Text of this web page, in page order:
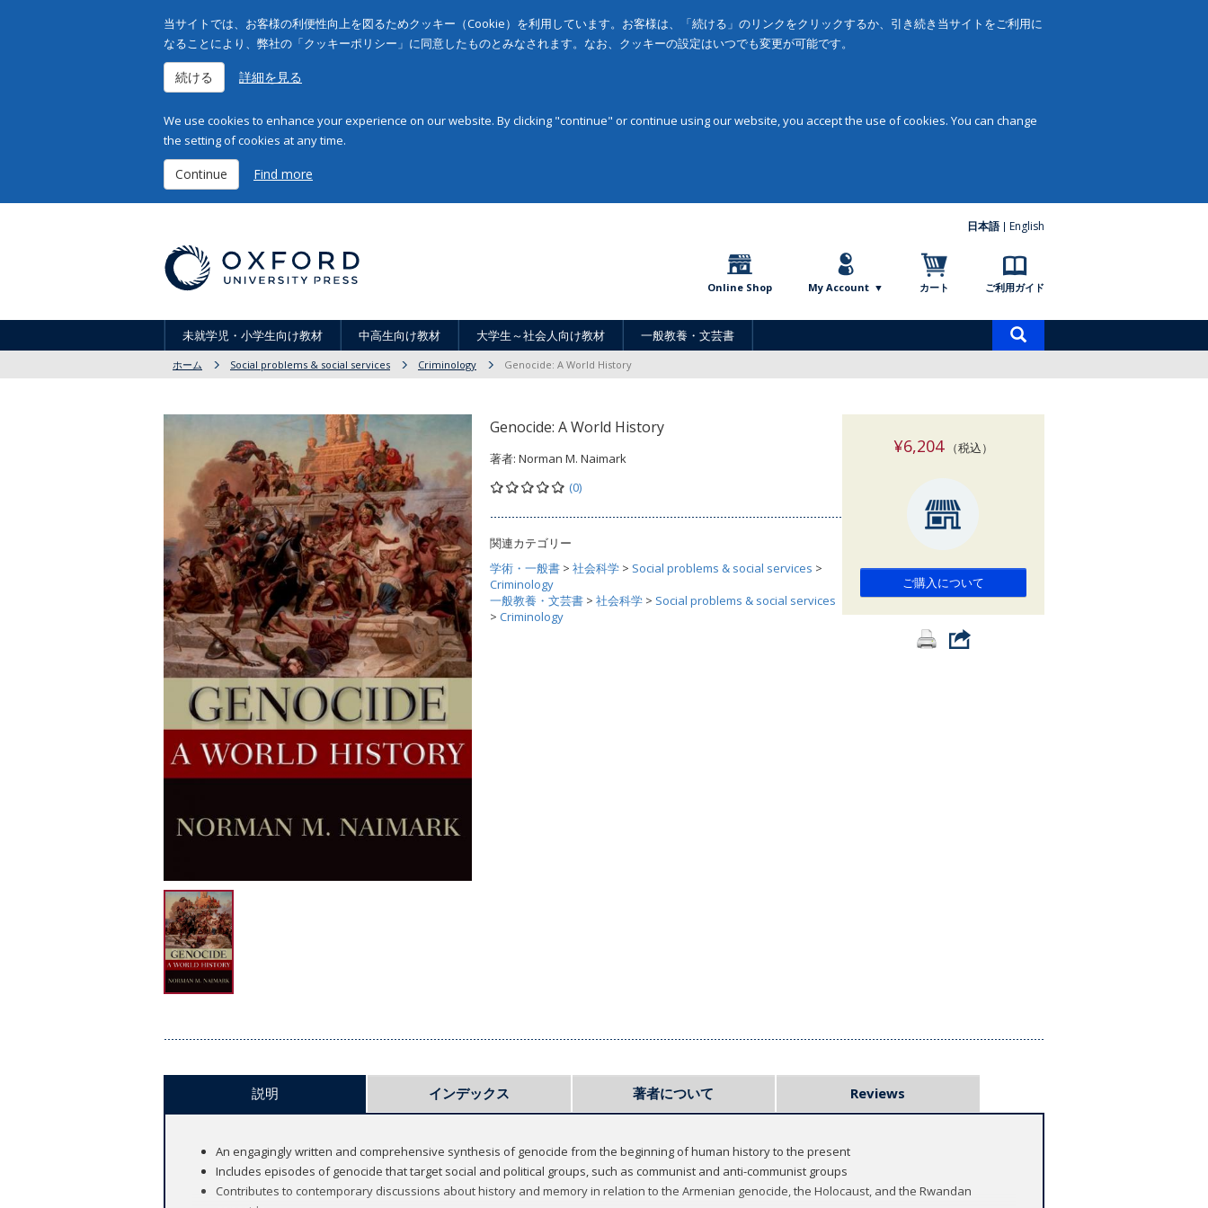
当サイトでは、お客様の利便性向上を図るためクッキー（Cookie）を利用しています。お客様は、「続ける」のリンクをクリックするか、引き続き当サイトをご利用に
なることにより、弊社の「クッキーポリシー」に同意したものとみなされます。なお、クッキーの設定はいつでも変更が可能です。
続ける 詳細を見る
We use cookies to enhance your experience on our website. By clicking "continue" or continue using our website, you accept the use of cookies. You can change
the setting of cookies at any time.
Continue Find more
日本語 English
Online Shop My Account カート ご利用ガイド
未就学児・小学生向け教材 中高生向け教材 大学生～社会人向け教材 一般教養・文芸書
索
ホーム Social problems & social services Criminology Genocide: A World History
Genocide: A World History
著者: Norman M. Naimark
(0)
関連カテゴリー
学術・一般書 > 社会科学 > Social problems & social services >
Criminology
一般教養・文芸書 > 社会科学 > Social problems & social services
> Criminology
¥6,204（税込）
ご購入について
説明 インデックス 著者について Reviews
An engagingly written and comprehensive synthesis of genocide from the beginning of human history to the present
Includes episodes of genocide that target social and political groups, such as communist and anti-communist groups
Contributes to contemporary discussions about history and memory in relation to the Armenian genocide, the Holocaust, and the Rwandan